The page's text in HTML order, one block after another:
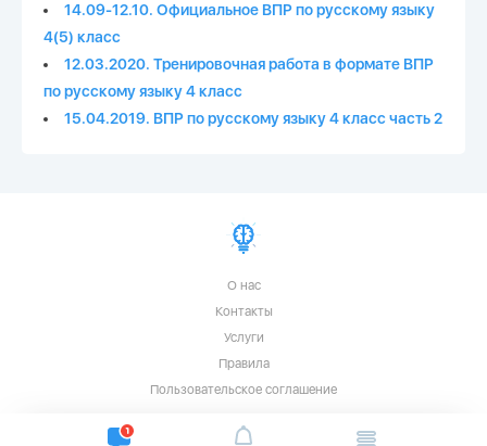
14.09-12.10. Официальное ВПР по русскому языку
4(5) класс
12.03.2020. Тренировочная работа в формате ВПР
по русскому языку 4 класс
15.04.2019. ВПР по русскому языку 4 класс часть 2
О нас
Контакты
Услуги
Правила
Пользовательское соглашение